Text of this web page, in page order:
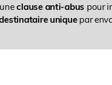
clause anti-abus pour
uniquepar